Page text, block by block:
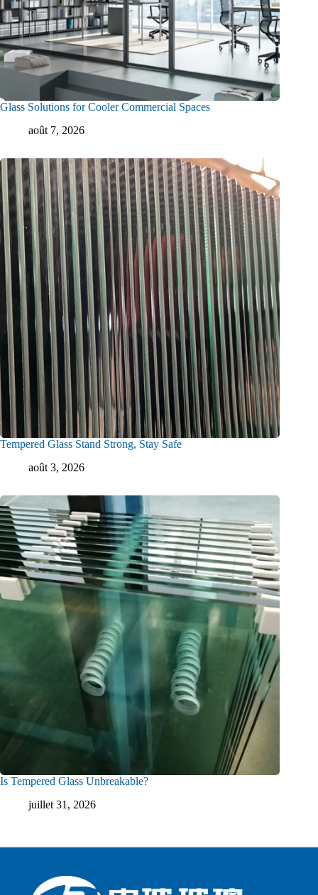
Glass Solutions for Cooler Commercial Spaces
août 7, 2026
Tempered Glass Stand Strong, Stay Safe
août 3, 2026
Is Tempered Glass Unbreakable?
juillet 31, 2026